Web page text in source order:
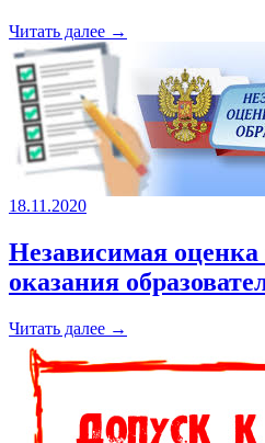
Читать далее →
18.11.2020
Независимая оценка
оказания
Читать далее →